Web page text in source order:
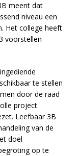
meent dat
niveau een
Het college heeft
voorstellen
te stellen
door de raad
project
Leefbaar 3B
van de
doel
op te